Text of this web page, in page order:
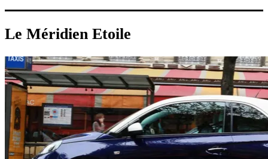
Le Méridien Etoile